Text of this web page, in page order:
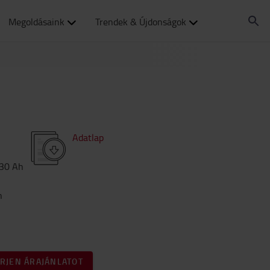
Megoldásaink Trendek & Újdonságok
Ah
Adatlap
ÁRAJÁNLATOT